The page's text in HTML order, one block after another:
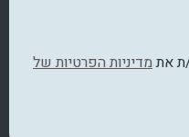
ת אתמדיניות הפרטיות של